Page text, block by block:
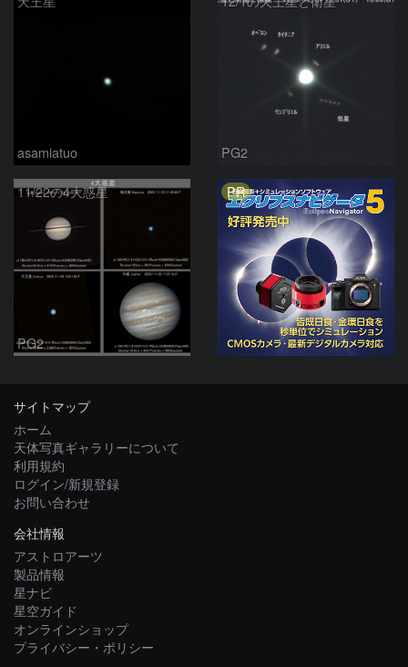
asamiatuo PG2
11/22の4大惑星
PG2
PR
サイトマップ
ホーム
天体写真ギャラリーについて
利用規約
ログイン/新規登録
お問い合わせ
会社情報
アストロアーツ
製品情報
星ナビ
星空ガイド
オンラインショップ
プライバシー・ポリシー